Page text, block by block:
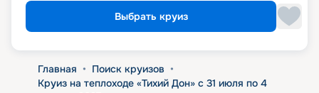
Выбрать круиз
Главная • Поиск круизов •
Круиз на теплоходе «Тихий Дон» с 31 июля по 4